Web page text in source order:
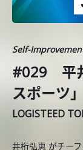
Self-
#029 平
スポーツ」
LOGISTEED
井桁弘恵 がチー